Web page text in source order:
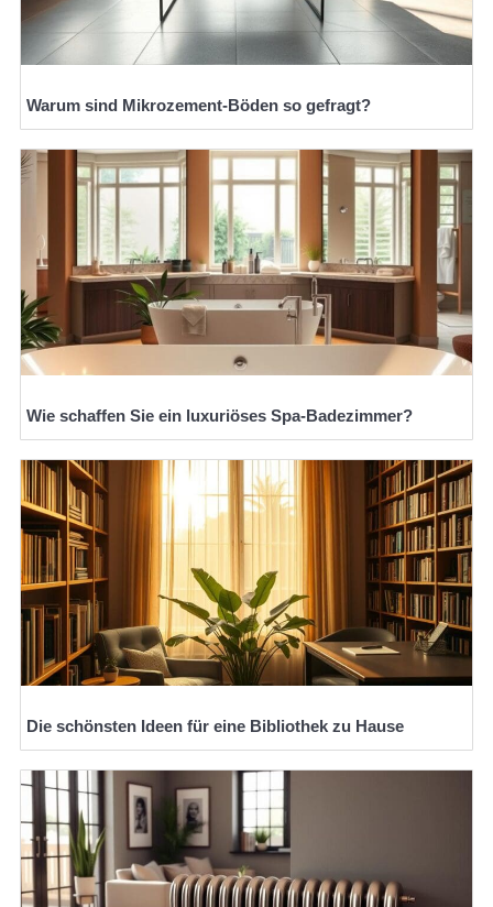
Warum sind Mikrozement-Böden so gefragt?
Wie schaffen Sie ein luxuriöses Spa-Badezimmer?
Die schönsten Ideen für eine Bibliothek zu Hause